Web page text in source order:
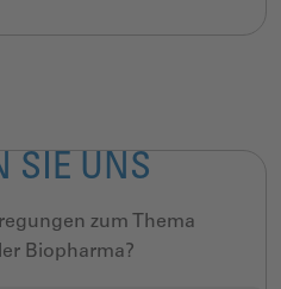
SIE UNS
zum Thema
Biopharma?